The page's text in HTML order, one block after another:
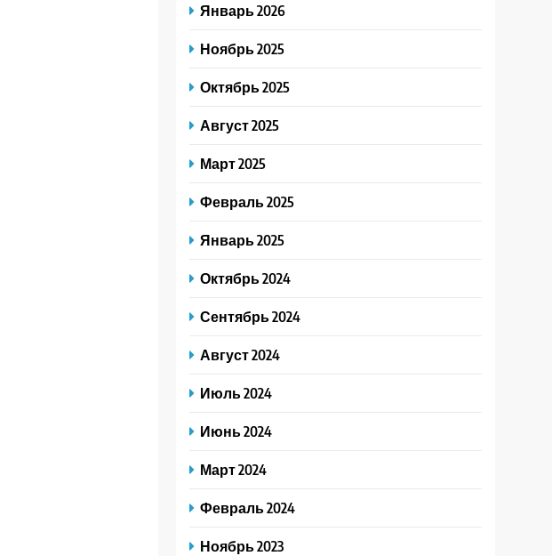
Январь 2026
Ноябрь 2025
Октябрь 2025
Август 2025
Март 2025
Февраль 2025
Январь 2025
Октябрь 2024
Сентябрь 2024
Август 2024
Июль 2024
Июнь 2024
Март 2024
Февраль 2024
Ноябрь 2023